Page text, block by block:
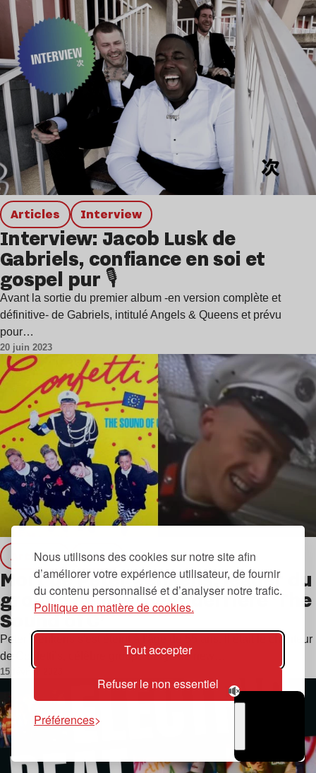
Nous utilisons des cookies sur notre site afin
d’améliorer votre expérience utilisateur, de fournir
du contenu personnalisé et d’analyser notre trafic.
Politique en matière de cookies.
Tout accepter
Refuser le non essentiel
Préférences
Articles interview
Interview: Jacob Lusk de
Gabriels, confiance en soi et
gospel pur 🎙️
Avant la sortie du premier album -en version complète et
définitive- de Gabriels, intitulé Angels & Queens et prévu
pour…
20 juin 2023
Articles news
Mort de Peter Renkens, leader du
groupe de new beat derrière ‘The
Sound of C’
Peter Renkens s'est éteint à l'âge de 55 ans. Il était le chanteur
de Confetti’s, célèbre groupe belge de new…
15 février 2023